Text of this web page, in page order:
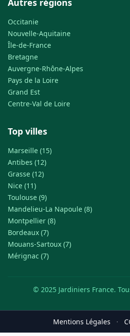
Occitanie
Nouvelle-Aquitaine
Île-de-France
Bretagne
Auvergne-Rhône-Alpes
Pays de la Loire
Grand Est
Centre-Val de Loire
Top villes
Marseille (15)
Antibes (12)
Grasse (12)
Nice (11)
Toulouse (9)
Mandelieu-La Napoule (8)
Montpellier (8)
Bordeaux (7)
Mouans-Sartoux (7)
Mérignac (7)
© 2025 Jardiniers France.
Mentions Légales ·